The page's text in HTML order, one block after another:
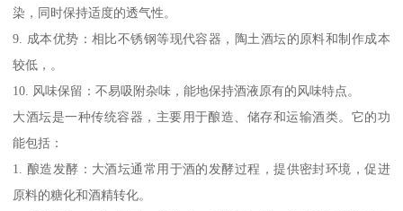
染，同时保持适度的透气性。
9. 成本优势：相比不锈钢等现代容器，陶土酒坛的原料和制作成本
较低，。
10. 风味保留：不易吸附杂味，能地保持酒液原有的风味特点。
大酒坛是一种传统容器，主要用于酿造、储存和运输酒类。它的功
能包括：
1. 酿造发酵：大酒坛通常用于酒的发酵过程，提供密封环境，促进
原料的糖化和酒精转化。